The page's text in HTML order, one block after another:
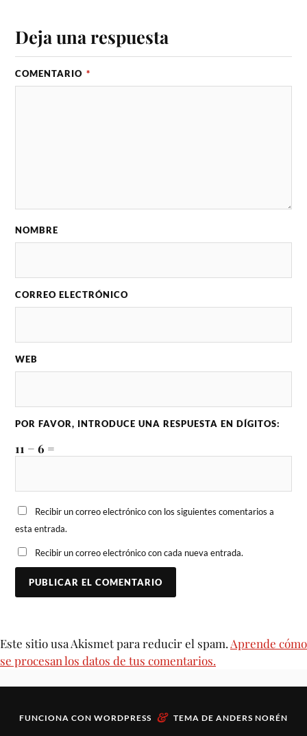
Deja una respuesta
COMENTARIO *
NOMBRE
CORREO ELECTRÓNICO
WEB
POR FAVOR, INTRODUCE UNA RESPUESTA EN DÍGITOS:
11 − 6 =
Recibir un correo electrónico con los siguientes comentarios a
esta entrada.
Recibir un correo electrónico con cada nueva entrada.
Este sitio usa Akismet para reducir el spam. Aprende cómo
se procesan los datos de tus comentarios.
FUNCIONA CON WORDPRESS & TEMA DE ANDERS NORÉN